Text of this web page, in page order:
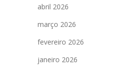
abril 2026
março 2026
fevereiro 2026
janeiro 2026